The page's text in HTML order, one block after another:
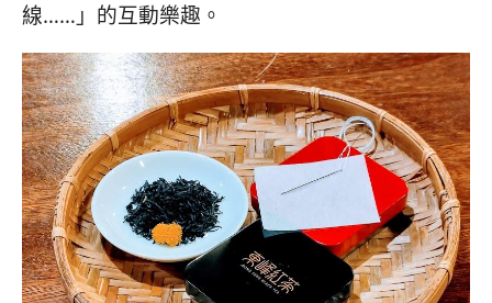
線……」的互動樂趣。